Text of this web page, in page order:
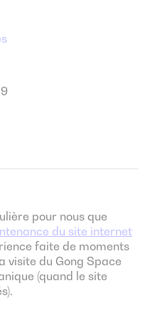
pour nous que
du site internet
faite de moments
visite du Gong Space
(quand le site